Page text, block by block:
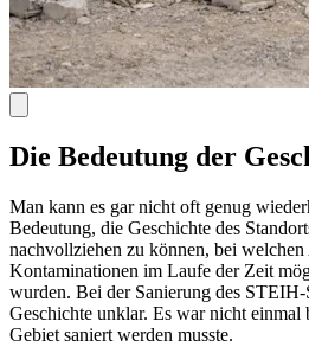
Die Bedeutung der
Man kann es gar nicht oft genug
Bedeutung, die Geschichte des
nachvollziehen zu können, bei
Kontaminationen im Laufe der Zeit
wurden. Bei der Sanierung des
Geschichte unklar. Es war nicht einmal
Gebiet saniert werden musste.